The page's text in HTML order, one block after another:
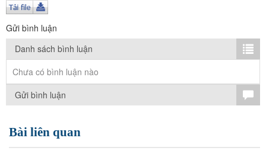
Sân khấu
Thiếu nhi
Kết nối VOV6
TÌM KIẾM
Vận hành bởi QI Corp
Gửi bình luận
Danh sách bình luận
Chưa có bình luận nào
Gửi bình luận
Bài liên quan